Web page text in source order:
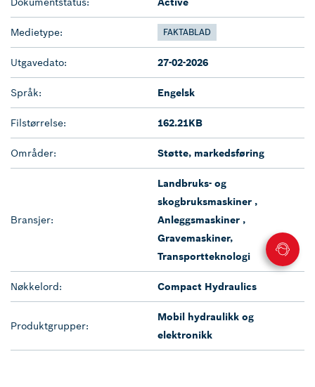
Medietype: FAKTABLAD
Utgavedato: 27-02-2026
Språk: Engelsk
Filstørrelse: 162.21KB
Områder: Støtte, markedsføring
Bransjer:
Landbruks- og
skogbruksmaskiner ,
Anleggsmaskiner ,
Gravemaskiner,
Transportteknologi
Nøkkelord: Compact Hydraulics
Produktgrupper:
Mobil hydraulikk og
elektronikk